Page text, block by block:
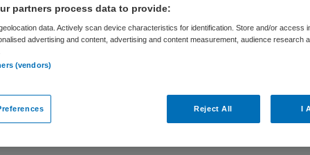
moeten
ideeën
partners process data to provide:
data. Actively scan device characteristics for identification. Store and/or access
advertising and content, advertising and content measurement, audience research
(vendors)
Reject All I